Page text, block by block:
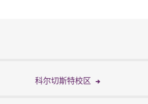
科尔切斯特校区